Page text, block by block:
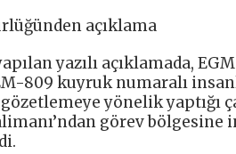
açıklama
yazılı açıklamada, EGM
809 kuyruk numaralı
yönelik yaptığı
görev bölgesine